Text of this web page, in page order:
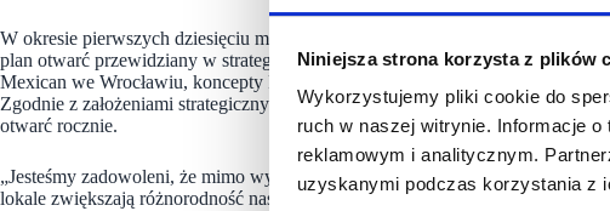
Niniejsza strona korzysta z plików
Wykorzystujemy pliki cookie do
ruch w naszej witrynie. Informacje
reklamowym i analitycznym.
uzyskanymi podczas korzystania z
W okresie pierwszych dziesięciu miesięcy 2025 r. grupa gastronomiczna
plan otwarć przewidziany w strategii rozwoju na lata 2024–2028. Wśród
Mexican we Wrocławiu, koncepty PIZZANOVA i Prosty Temat w Krakowie,
Zgodnie z założeniami strategicznymi, Mex Polska planuje utrzymać to
otwarć rocznie.
„Jesteśmy zadowoleni, że mimo wyzwań rynkowych tak sprawnie udało nam
lokale zwiększają różnorodność naszego portfolio, co pozwala efektywniej